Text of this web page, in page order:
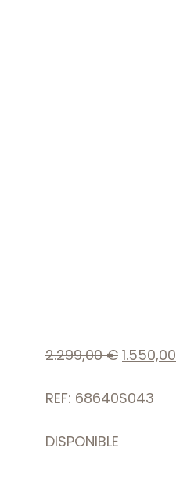
2.299,00€ 1.550,00
REF: 68640S043
DISPONIBLE